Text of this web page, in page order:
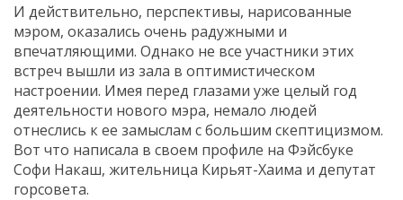
И действительно, перспективы, нарисованные
мэром, оказались очень радужными и
впечатляющими. Однако не все участники этих
встреч вышли из зала в оптимистическом
настроении. Имея перед глазами уже целый год
деятельности нового мэра, немало людей
отнеслись к ее замыслам с большим скептицизмом.
Вот что написала в своем профиле на Фэйсбуке
Софи Накаш, жительница Кирьят-Хаима и депутат
горсовета.